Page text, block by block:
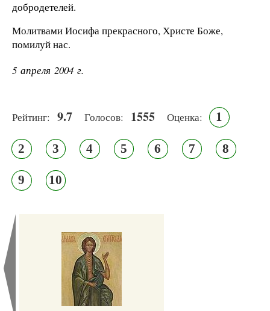
добродетелей.
Молитвами Иосифа прекрасного, Христе Боже,
помилуй нас.
5 апреля 2004 г.
Рейтинг: 9.7 Голосов: 1555 Оценка: 1
2 3 4 5 6 7 8
9 10